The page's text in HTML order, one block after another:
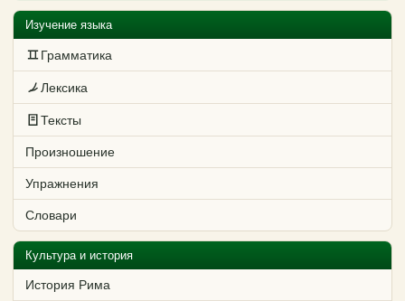
Изучение языка
Грамматика
Лексика
Тексты
Произношение
Упражнения
Словари
Культура и история
История Рима